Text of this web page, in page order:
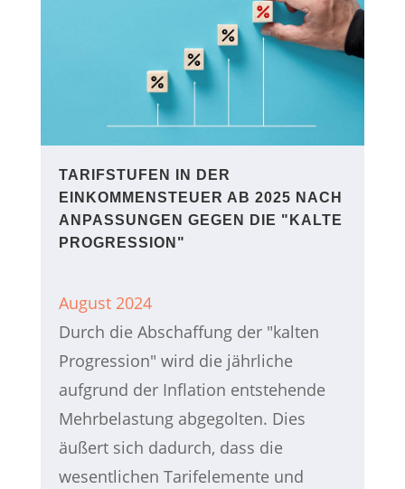
TARIFSTUFEN IN DER
EINKOMMENSTEUER AB 2025 NACH
ANPASSUNGEN GEGEN DIE "KALTE
PROGRESSION"
August 2024
Durch die Abschaffung der "kalten
Progression" wird die jährliche
aufgrund der Inflation entstehende
Mehrbelastung abgegolten. Dies
äußert sich dadurch, dass die
wesentlichen Tarifelemente und